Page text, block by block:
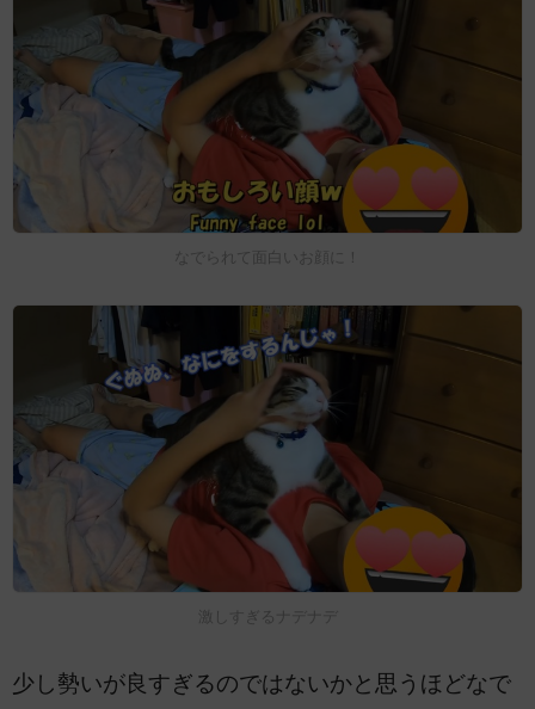
なでられて面白いお顔に！
激しすぎるナデナデ
少し勢いが良すぎるのではないかと思うほどなで